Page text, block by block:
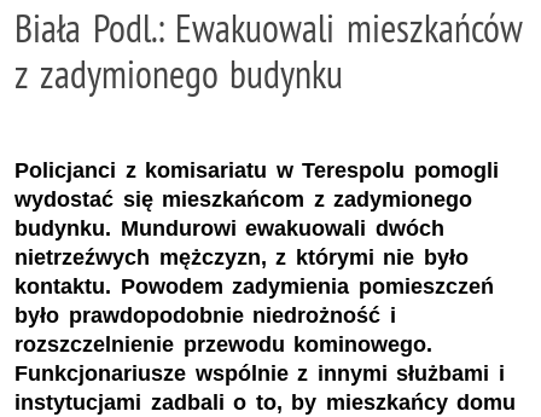
Biała Podl.: Ewakuowali mieszkańców
z zadymionego budynku
Policjanci z komisariatu w Terespolu pomogli
wydostać się mieszkańcom z zadymionego
budynku. Mundurowi ewakuowali dwóch
nietrzeźwych mężczyzn, z którymi nie było
kontaktu. Powodem zadymienia pomieszczeń
było prawdopodobnie niedrożność i
rozszczelnienie przewodu kominowego.
Funkcjonariusze wspólnie z innymi służbami i
instytucjami zadbali o to, by mieszkańcy domu